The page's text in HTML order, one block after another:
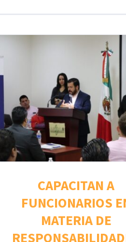
CAPACITAN A
FUNCIONARIOS
MATERIA DE